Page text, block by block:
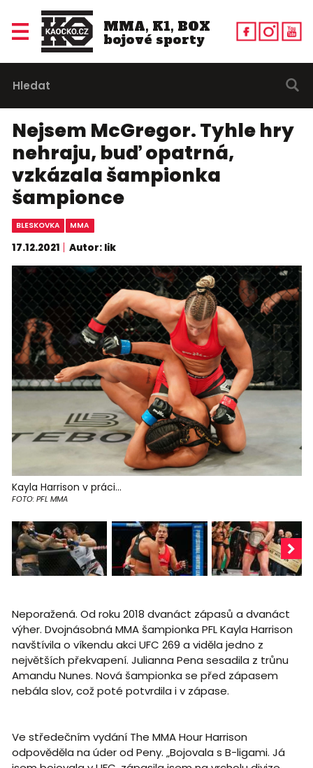
MMA, K1, BOX
bojové sporty
Nejsem McGregor. Tyhle hry
nehraju, buď opatrná,
vzkázala šampionka
šampionce
BLESKOVKA MMA
17.12.2021 Autor: lik
Kayla Harrison v práci...
FOTO: PFL MMA
Neporažená. Od roku 2018 dvanáct zápasů a dvanáct
výher. Dvojnásobná MMA šampionka PFL Kayla Harrison
navštívila o víkendu akci UFC 269 a viděla jedno z
největších překvapení. Julianna Pena sesadila z trůnu
Amandu Nunes. Nová šampionka se před zápasem
nebála slov, což poté potvrdila i v zápase.
Ve středečním vydání The MMA Hour Harrison
odpověděla na úder od Peny. „Bojovala s B-ligami. Já